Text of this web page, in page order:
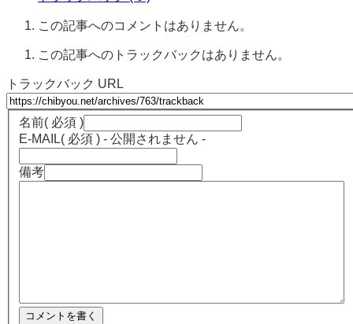
この記事へのコメントはありません。
この記事へのトラックバックはありません。
トラックバック URL
名前( 必須 )
E-MAIL( 必須 ) - 公開されません -
備考